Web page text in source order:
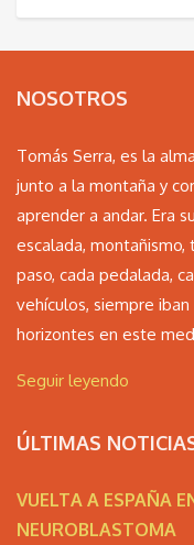
NOSOTROS
Tomás Serra, es la
junto a la montaña y
aprender a andar. Era
escalada,
paso, cada pedalada,
vehículos, siempre
horizontes en este
Seguir leyendo
ÚLTIMAS
VUELTA A ESPAÑA
NEUROBLASTOMA